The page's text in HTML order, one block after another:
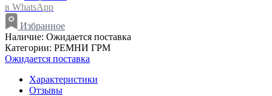
в WhatsApp
Избранное
Наличие: Ожидается поставка
Категории: РЕМНИ ГРМ
Ожидается поставка
Характеристики
Отзывы